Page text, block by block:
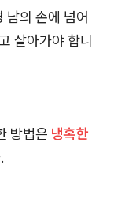
남의 손에 넘어
살아가야 합니
방법은 냉혹한